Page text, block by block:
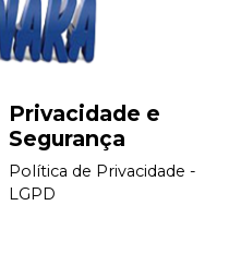
Privacidade e
Segurança
Política de Privacidade -
LGPD